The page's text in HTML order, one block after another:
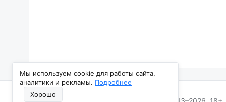
Мы используем cookie для работы сайта,
аналитики и рекламы. Подробнее
Хорошо